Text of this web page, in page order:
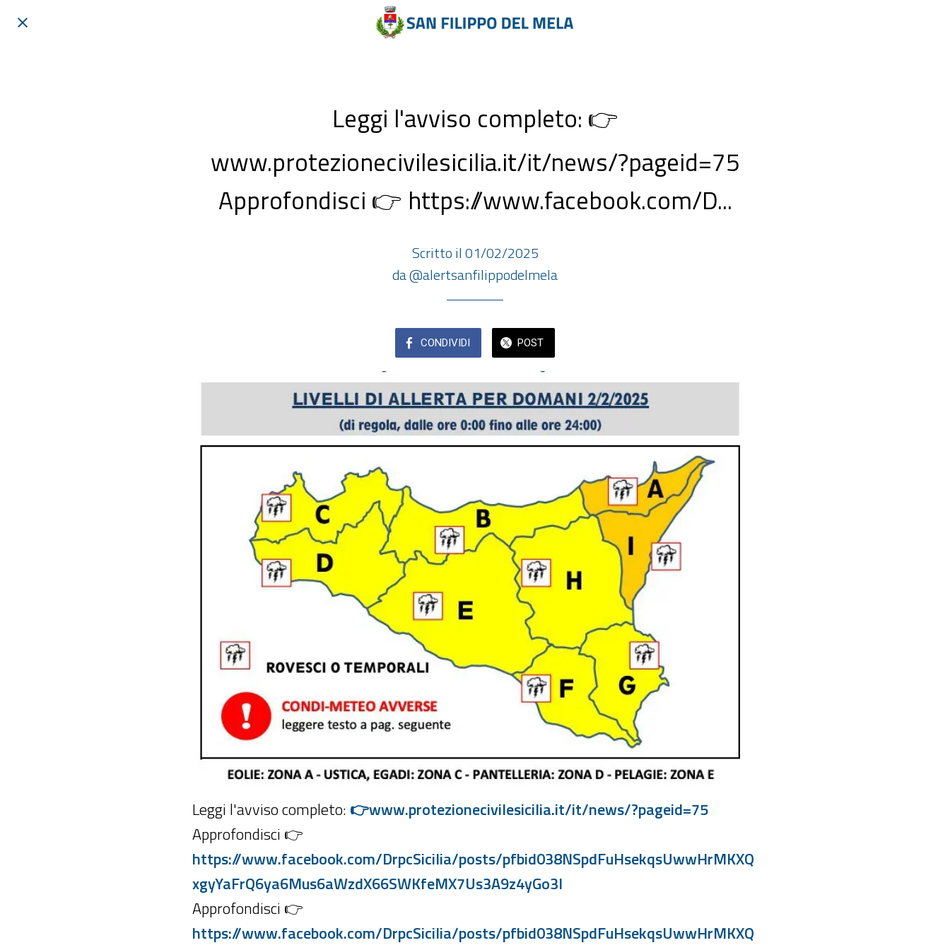
Leggi l'avviso completo: 👉
www.protezionecivilesicilia.it/it/news/?pageid=75
Approfondisci 👉 https://www.facebook.com/D...
Scritto il 01/02/2025
da @alertsanfilippodelmela
CONDIVIDI POST
Leggi l'avviso completo: 👉www.protezionecivilesicilia.it/it/news/?pageid=75
Approfondisci 👉
https://www.facebook.com/DrpcSicilia/posts/pfbid038NSpdFuHsekqsUwwHrMKXQ
xgyYaFrQ6ya6Mus6aWzdX66SWKfeMX7Us3A9z4yGo3l
Approfondisci 👉
https://www.facebook.com/DrpcSicilia/posts/pfbid038NSpdFuHsekqsUwwHrMKXQ